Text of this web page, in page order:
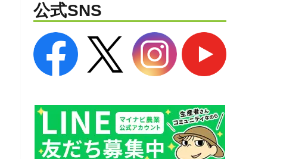
公式SNS